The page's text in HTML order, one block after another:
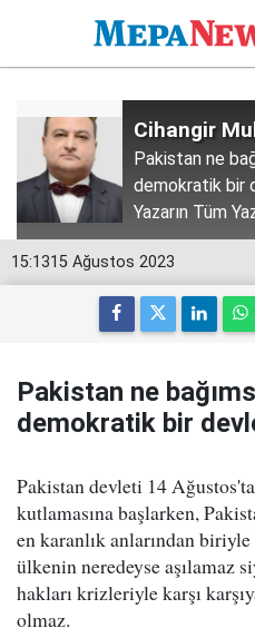
Cihangir
Pakistan ne
demokratik bir
Yazarın Tüm
15:1315 Ağustos 2023
Pakistan ne
demokratik bir
Pakistan devleti 14
kutlamasına başlarken,
en karanlık anlarından biriyle
ülkenin neredeyse aşılamaz
hakları krizleriyle karşı
olmaz.